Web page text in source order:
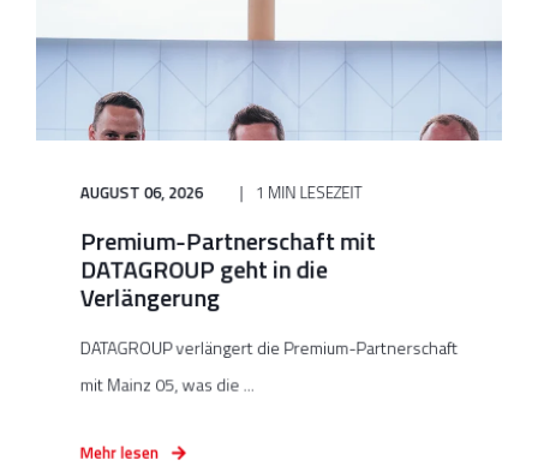
AUGUST 06, 2026 1 MIN LESEZEIT
Premium-Partnerschaft mit
DATAGROUP geht in die
Verlängerung
DATAGROUP verlängert die Premium-Partnerschaft
mit Mainz 05, was die ...
Mehr lesen